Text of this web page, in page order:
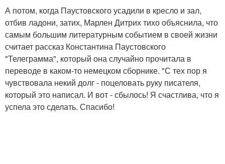
А потом, когда Паустовского усадили в кресло и зал,
отбив ладони, затих, Марлен Дитрих тихо объяснила, что
самым большим литературным событием в своей жизни
считает рассказ Константина Паустовского
"Телеграмма", который она случайно прочитала в
переводе в каком-то немецком сборнике. "С тех пор я
чувствовала некий долг - поцеловать руку писателя,
который это написал. И вот - сбылось! Я счастлива, что я
успела это сделать. Спасибо!